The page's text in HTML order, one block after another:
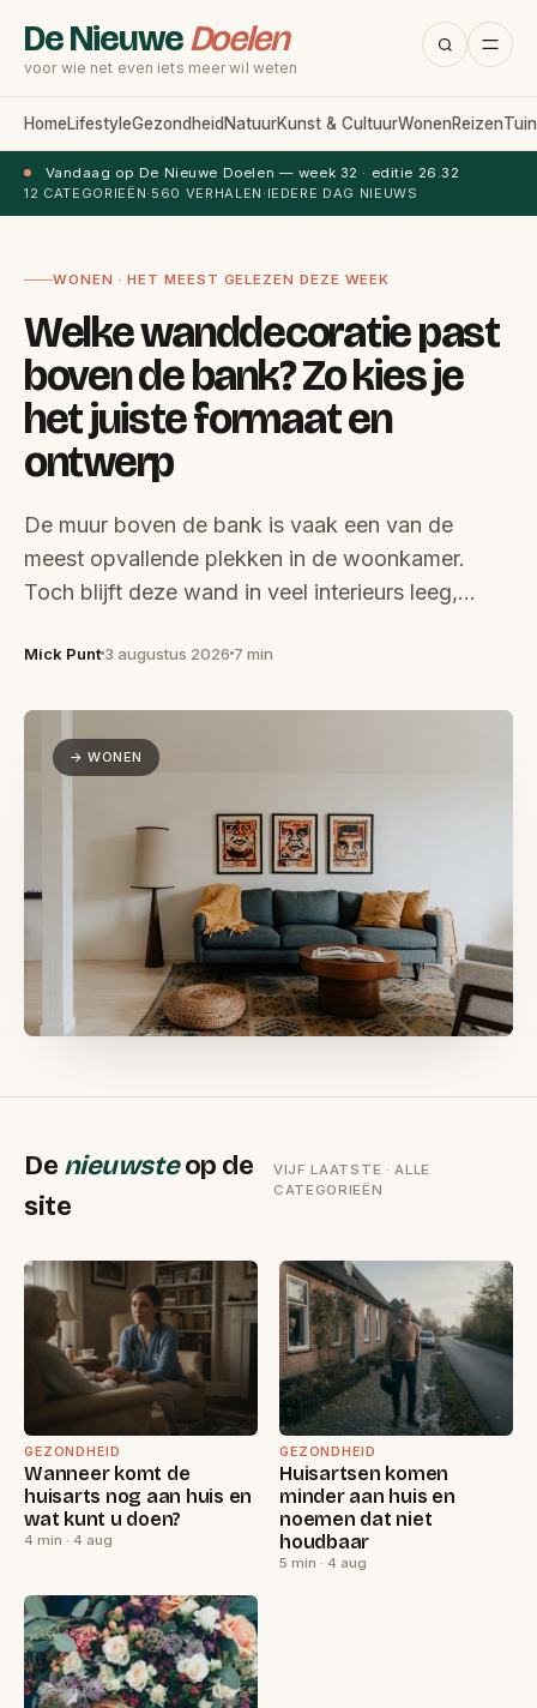
De NieuweDoelen
voor wie net even iets meer wil weten
HomeLifestyleGezondheid NatuurKunst & CultuurWonenReizenTuin
Vandaag op De Nieuwe Doelen — week 32 · editie 26.32
12 CATEGORIEËN· 560 VERHALEN · IEDERE DAG NIEUWS
WONEN · HET MEEST GELEZEN DEZE WEEK
Welke wanddecoratie past
boven de bank? Zo kies je
het juiste formaat en
ontwerp
De muur boven de bank is vaak een van de
meest opvallende plekken in de woonkamer.
Toch blijft deze wand in veel interieurs leeg,…
Mick Punt 3 augustus 2026 7 min
→ WONEN
De nieuwsteop de
site
VIJF LAATSTE · ALLE
CATEGORIEËN
GEZONDHEID
Wanneer komt de
huisarts nog aan huis en
wat kunt u doen?
4 min · 4 aug
GEZONDHEID
Huisartsen komen
minder aan huis en
noemen dat niet
houdbaar
5 min · 4 aug